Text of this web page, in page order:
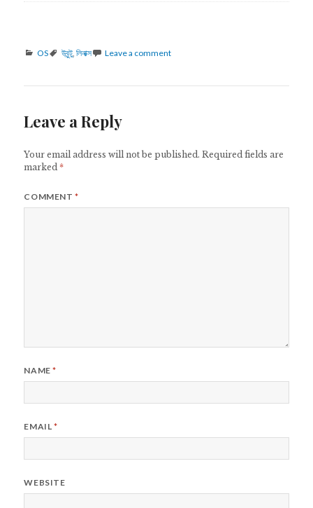
Categories
OS Tags
উবুন্টু ,লিনাক্স Leave a comment
Leave a Reply
Your email address will not be published. Required fields are
marked*
COMMENT*
NAME*
EMAIL*
WEBSITE